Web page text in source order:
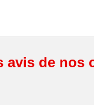
avis de nos